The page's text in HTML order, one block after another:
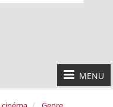
MENU